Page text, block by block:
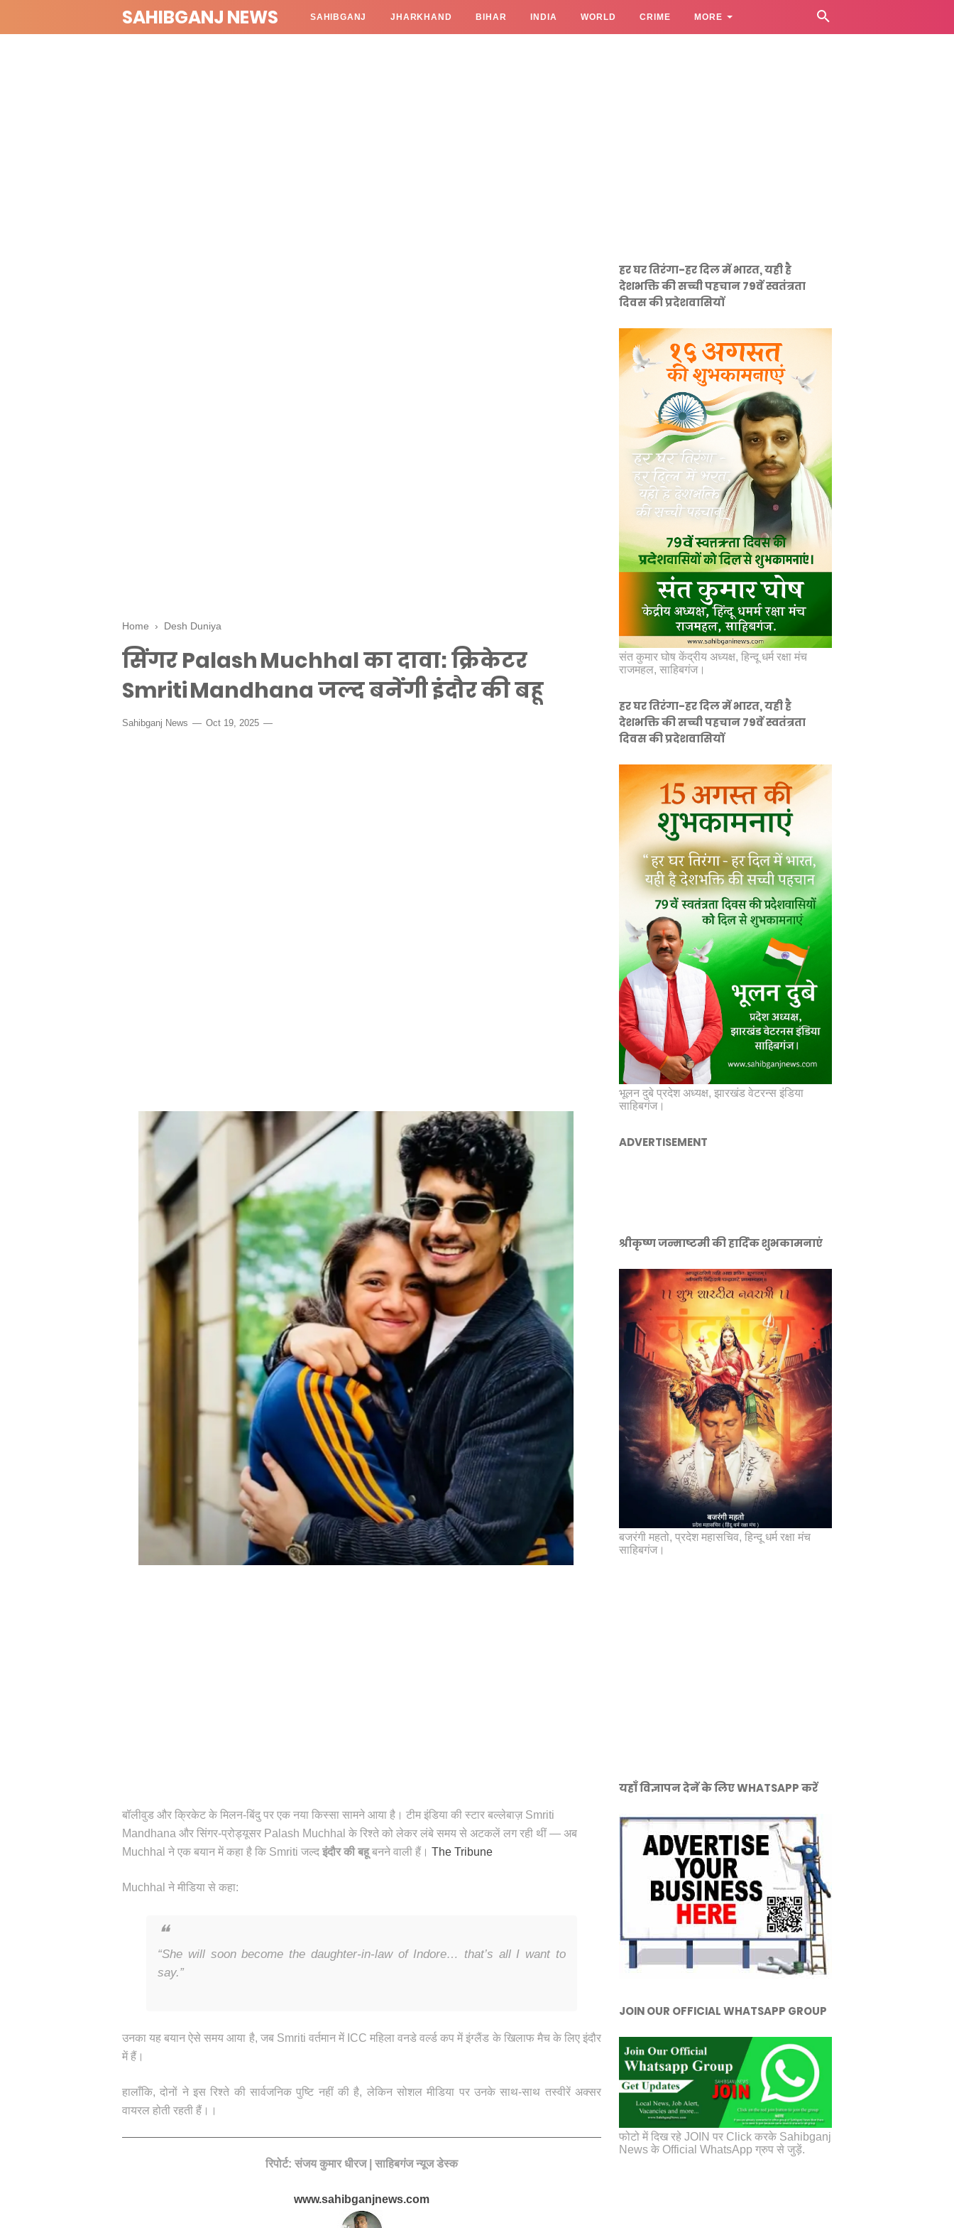
SAHIBGANJ NEWS SAHIBGANJ JHARKHAND BIHAR INDIA WORLD CRIME MORE
Home › Desh Duniya
सिंगर Palash Muchhal का दावा: क्रिकेटर
Smriti Mandhana जल्द बनेंगी इंदौर की बहू
Sahibganj News Oct 19, 2025
बॉलीवुड और क्रिकेट के मिलन-बिंदु पर एक नया किस्सा सामने आया है। टीम इंडिया की स्टार बल्लेबाज़ Smriti
Mandhana और सिंगर-प्रोड्यूसर Palash Muchhal के रिश्ते को लेकर लंबे समय से अटकलें लग रही थीं — अब
Muchhal ने एक बयान में कहा है कि Smriti जल्द इंदौर की बहूबनने वाली हैं। The Tribune
Muchhal ने मीडिया से कहा:
“She will soon become the daughter-in-law of Indore… that’s all I want to
say.”
उनका यह बयान ऐसे समय आया है, जब Smriti वर्तमान में ICC महिला वनडे वर्ल्ड कप में इंग्लैंड के खिलाफ मैच के लिए इंदौर
में हैं।
हालाँकि, दोनों ने इस रिश्ते की सार्वजनिक पुष्टि नहीं की है, लेकिन सोशल मीडिया पर उनके साथ-साथ तस्वीरें अक्सर
वायरल होती रहती हैं।।
रिपोर्ट: संजय कुमार धीरज | साहिबगंज न्यूज डेस्क
www.sahibganjnews.com
हर घर तिरंगा-हर दिल में भारत, यही है
देशभक्ति की सच्ची पहचान 79वें स्वतंत्रता
दिवस की प्रदेशवासियों
संत कुमार घोष केंद्रीय अध्यक्ष, हिन्दू धर्म रक्षा मंच
राजमहल, साहिबगंज।
हर घर तिरंगा-हर दिल में भारत, यही है
देशभक्ति की सच्ची पहचान 79वें स्वतंत्रता
दिवस की प्रदेशवासियों
भूलन दुबे प्रदेश अध्यक्ष, झारखंड वेटरन्स इंडिया
साहिबगंज।
ADVERTISEMENT
श्रीकृष्ण जन्माष्टमी की हार्दिक शुभकामनाएं
बजरंगी महतो, प्रदेश महासचिव, हिन्दू धर्म रक्षा मंच
साहिबगंज।
यहाँ विज्ञापन देनें के लिए WHATSAPP करें
JOIN OUR OFFICIAL WHATSAPP GROUP
फोटो में दिख रहे JOIN पर Click करके Sahibganj
News के Official WhatsApp ग्रुप से जुड़ें.